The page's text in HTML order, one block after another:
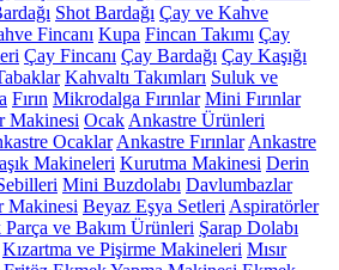
Shot Bardağı Çay ve Kahve
Fincanı Kupa Fincan Takımı Çay
Çay Fincanı Çay Bardağı Çay Kaşığı
Kahvaltı Takımları Suluk ve
Fırın Mikrodalga Fırınlar Mini Fırınlar
Makinesi Ocak Ankastre Ürünleri
Ocaklar Ankastre Fırınlar Ankastre
Makineleri Kurutma Makinesi Derin
Mini Buzdolabı Davlumbazlar
Makinesi Beyaz Eşya Setleri Aspiratörler
ve Bakım Ürünleri Şarap Dolabı
Kızartma ve Pişirme Makineleri Mısır